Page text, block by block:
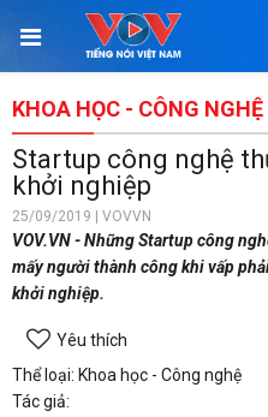
KHOA HỌC - CÔNG NGHỆ
Startup công nghệ
khởi nghiệp
25/09/2019 | VOVVN
VOV.VN - Những Startup công
mấy người thành công khi vấp
khởi nghiệp.
Yêu thích
Thể loại: Khoa học - Công nghệ
Tác giả: